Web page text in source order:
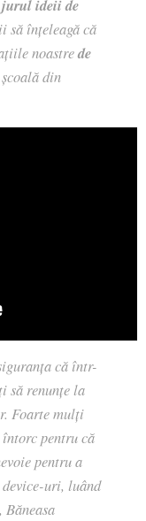
ideii de
să înțeleagă că
noastrede
din
că într-
să renunțe la
Foarte mulți
pentru că
pentru a
uri, luând